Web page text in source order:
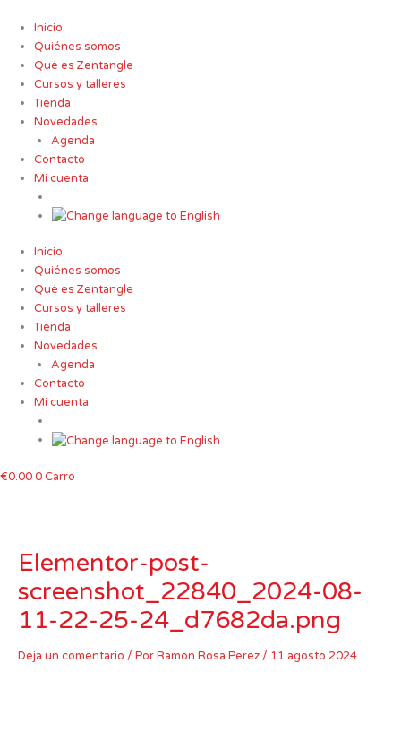
contenido
Inicio
Quiénes somos
Qué es Zentangle
Cursos y talleres
Tienda
Novedades
Agenda
Contacto
Mi cuenta
Inicio
Quiénes somos
Qué es Zentangle
Cursos y talleres
Tienda
Novedades
Agenda
Contacto
Mi cuenta
€0.000Carro
Elementor-post-
screenshot_22840_2024-08-
11-22-25-24_d7682da.png
Deja un comentario / PorRamon Rosa Perez / 11 agosto 2024